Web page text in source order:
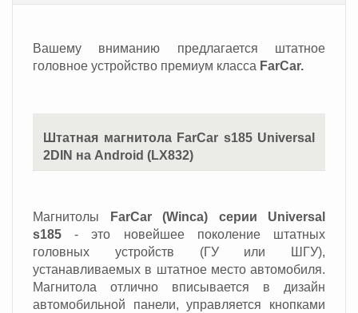
Вашему вниманию предлагается штатное
головное устройство премиум класса FarCar.
Штатная магнитола FarCar s185 Universal
2DIN на Android (LX832)
Магнитолы FarCar (Winca) серии Universal
s185- это новейшее поколение штатных
головных устройств (ГУ или ШГУ),
устанавливаемых в штатное место автомобиля.
Магнитола отлично вписывается в дизайн
автомобильной панели, управляется кнопками